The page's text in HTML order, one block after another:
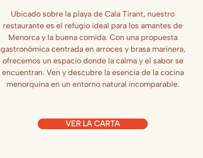
Ubicado sobre la playa de Cala Tirant, nuestro
restaurante es el refugio ideal para los amantes de
Menorca y la buena comida. Con una propuesta
gastronómica centrada en arroces y brasa marinera,
ofrecemos un espacio donde la calma y el sabor se
encuentran. Ven y descubre la esencia de la cocina
menorquina en un entorno natural incomparable.
VER LA CARTA